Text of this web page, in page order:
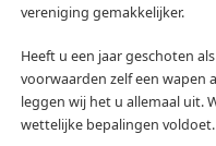
vereniging gemakkelijker.
Heeft u een jaar geschoten
voorwaarden zelf een wapen
leggen wij het u allemaal uit.
wettelijke bepalingen voldoet.